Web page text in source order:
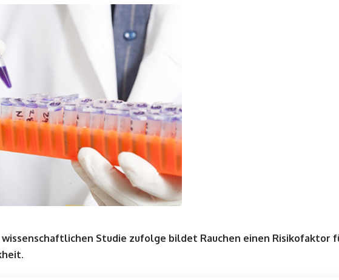
Studie zufolge bildet Rauchen einen Risikofaktor